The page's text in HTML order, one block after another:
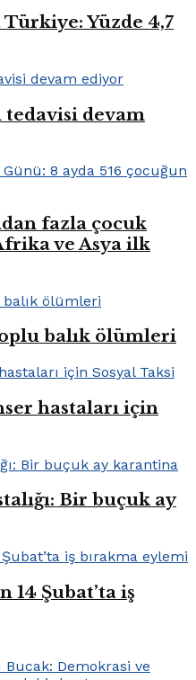
Yüzde 4,7
tedavisi devam
fazla çocuk
ve Asya ilk
balık ölümleri
hastaları için
Bir buçuk ay
Şubat’ta iş